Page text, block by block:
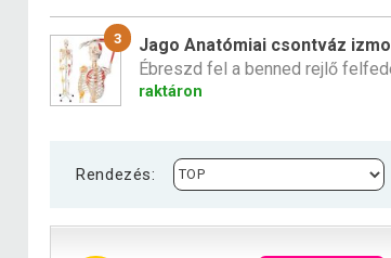
3
Jago Anatómiai csontváz
Ébreszd fel a benned rejlő
raktáron
Rendezés: